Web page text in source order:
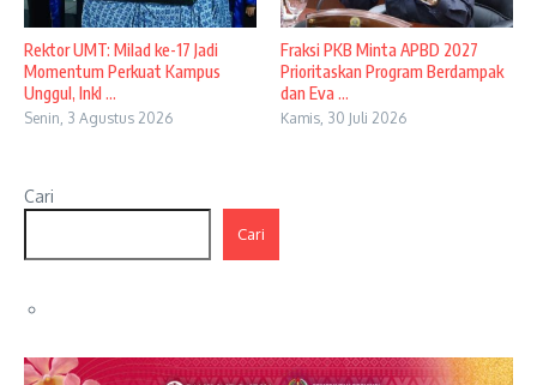
Rektor UMT: Milad ke-17 Jadi
Momentum Perkuat Kampus
Unggul, Inkl ...
Senin, 3 Agustus 2026
Fraksi PKB Minta APBD 2027
Prioritaskan Program Berdampak
dan Eva ...
Kamis, 30 Juli 2026
Cari
Cari